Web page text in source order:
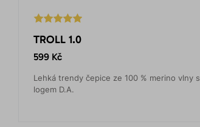
TROLL 1.0
599 Kč
Lehká trendy čepice ze 100 % merino vlny s
logem D.A.